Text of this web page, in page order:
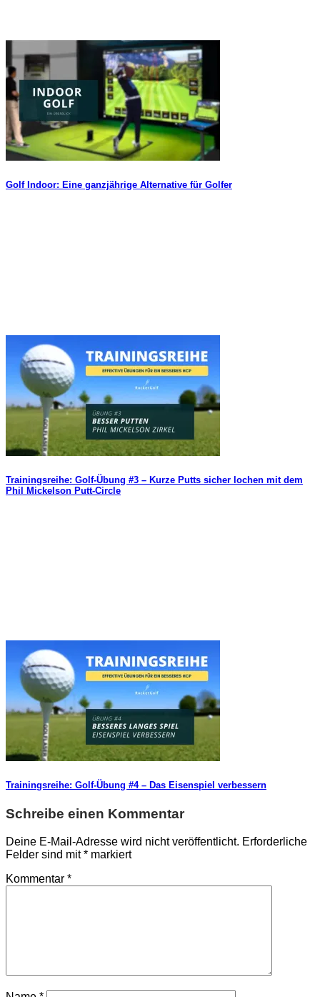
Golf Indoor: Eine ganzjährige Alternative für Golfer
Trainingsreihe: Golf-Übung #3 – Kurze Putts sicher lochen mit dem
Phil Mickelson Putt-Circle
Trainingsreihe: Golf-Übung #4 – Das Eisenspiel verbessern
Schreibe einen Kommentar
Deine E-Mail-Adresse wird nicht veröffentlicht. Erforderliche
Felder sind mit* markiert
Kommentar *